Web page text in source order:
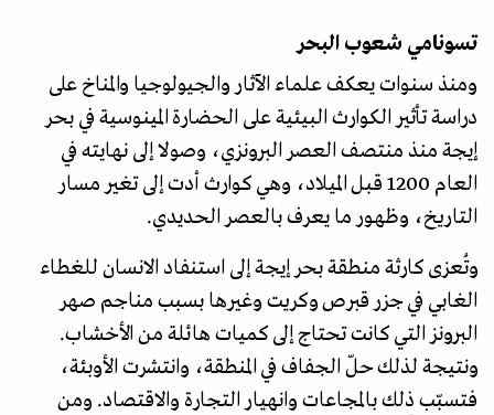
تسونامي شعوب البحر
ومنذ سنوات يعكف علماء الآثار والجيولوجيا والمناخ على
دراسة تأثير الكوارث البيئية على الحضارة المينوسية في بحر
إيجة منذ منتصف العصر البرونزي، وصولا إلى نهايته في
العام 1200 قبل الميلاد، وهي كوارث أدت إلى تغير مسار
التاريخ، وظهور ما يعرف بالعصر الحديدي.
وتُعزى كارثة منطقة بحر إيجة إلى استنفاد الانسان للغطاء
الغابي في جزر قبرص وكريت وغيرها بسبب مناجم صهر
البرونز التي كانت تحتاج إلى كميات هائلة من الأخشاب.
ونتيجة لذلك حلّ الجفاف في المنطقة، وانتشرت الأوبئة،
فتسبّب ذلك بالمجاعات وانهيار التجارة والاقتصاد. ومن